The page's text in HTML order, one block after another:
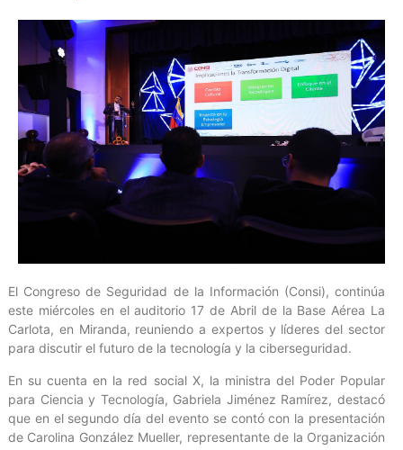
El Congreso de Seguridad de la Información (Consi), continúa
este miércoles en el auditorio 17 de Abril de la Base Aérea La
Carlota, en Miranda, reuniendo a expertos y líderes del sector
para discutir el futuro de la tecnología y la ciberseguridad.
En su cuenta en la red social X, la ministra del Poder Popular
para Ciencia y Tecnología, Gabriela Jiménez Ramírez, destacó
que en el segundo día del evento se contó con la presentación
de Carolina González Mueller, representante de la Organización